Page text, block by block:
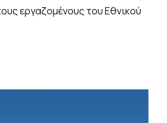
εργαζομένους του Εθνικού